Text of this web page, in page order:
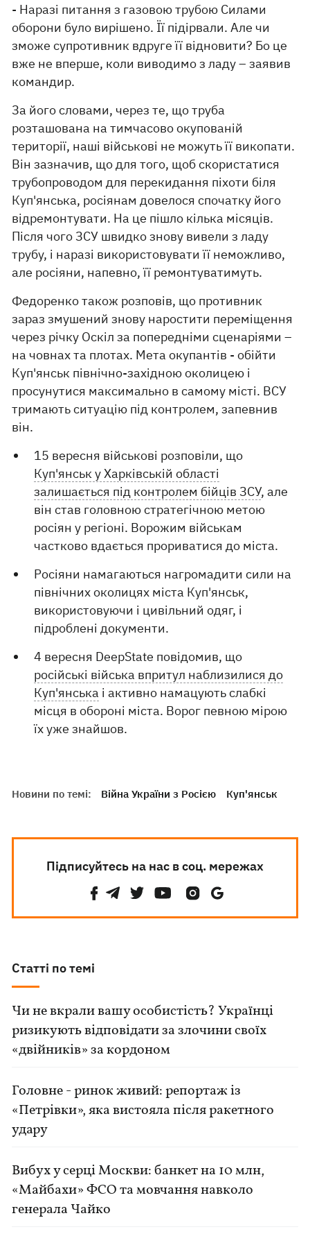
- Наразі питання з газовою трубою Силами
оборони було вирішено. Її підірвали. Але чи
зможе супротивник вдруге її відновити? Бо це
вже не вперше, коли виводимо з ладу – заявив
командир.
За його словами, через те, що труба
розташована на тимчасово окупованій
території, наші військові не можуть її викопати.
Він зазначив, що для того, щоб скористатися
трубопроводом для перекидання піхоти біля
Куп'янська, росіянам довелося спочатку його
відремонтувати. На це пішло кілька місяців.
Після чого ЗСУ швидко знову вивели з ладу
трубу, і наразі використовувати її неможливо,
але росіяни, напевно, її ремонтуватимуть.
Федоренко також розповів, що противник
зараз змушений знову наростити переміщення
через річку Оскіл за попередніми сценаріями –
на човнах та плотах. Мета окупантів - обійти
Куп'янськ північно-західною околицею і
просунутися максимально в самому місті. ВСУ
тримають ситуацію під контролем, запевнив
він.
15 вересня військові розповіли, що
Куп'янськ у Харківській області
залишається під контролем бійців ЗСУ, але
він став головною стратегічною метою
росіян у регіоні. Ворожим військам
частково вдається прориватися до міста.
Росіяни намагаються нагромадити сили на
північних околицях міста Куп'янськ,
використовуючи і цивільний одяг, і
підроблені документи.
4 вересня DeepState повідомив, що
російські війська впритул наблизилися до
Куп'янська і активно намацують слабкі
місця в обороні міста. Ворог певною мірою
їх уже знайшов.
Новини по темі: Війна України з Росією Куп'янськ
Підписуйтесь на нас в соц. мережах
Статті по темі
Чи не вкрали вашу особистість? Українці
ризикують відповідати за злочини своїх
«двійників» за кордоном
Головне - ринок живий: репортаж із
«Петрівки», яка вистояла після ракетного
удару
Вибух у серці Москви: банкет на 10 млн,
«Майбахи» ФСО та мовчання навколо
генерала Чайко